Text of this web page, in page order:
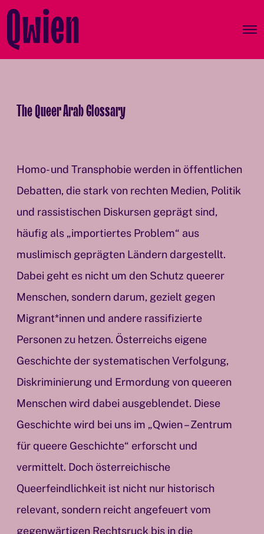
O
The Queer Arab Glossary
Homo- und Transphobie werden in öffentlichen
Debatten, die stark von rechten Medien, Politik
und rassistischen Diskursen geprägt sind,
häufig als „importiertes Problem“ aus
muslimisch geprägten Ländern dargestellt.
Dabei geht es nicht um den Schutz queerer
Menschen, sondern darum, gezielt gegen
Migrant*innen und andere rassifizierte
Personen zu hetzen. Österreichs eigene
Geschichte der systematischen Verfolgung,
Diskriminierung und Ermordung von queeren
Menschen wird dabei ausgeblendet. Diese
Geschichte wird bei uns im „Qwien – Zentrum
für queere Geschichte“ erforscht und
vermittelt. Doch österreichische
Queerfeindlichkeit ist nicht nur historisch
relevant, sondern reicht angefeuert vom
gegenwärtigen Rechtsruck bis in die